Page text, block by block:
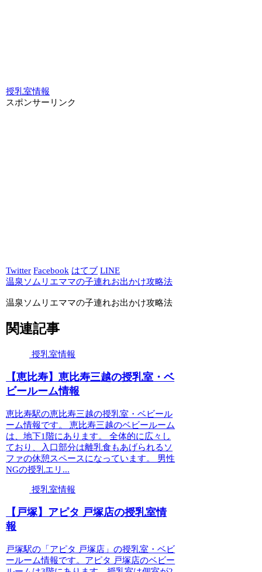
授乳室情報
スポンサーリンク
Twitter Facebook はてブ LINE
温泉ソムリエママの子連れお出かけ攻略法
温泉ソムリエママの子連れお出かけ攻略法
関連記事
授乳室情報
【恵比寿】恵比寿三越の授乳室・ベ
ビールーム情報
恵比寿駅の恵比寿三越の授乳室・ベビール
ーム情報です。 恵比寿三越のベビールーム
は、地下1階にあります。 全体的に広々し
ており、入口部分は離乳食もあげられるソ
ファの休憩スペースになっています。 男性
NGの授乳エリ...
授乳室情報
【戸塚】アピタ 戸塚店の授乳室情
報
戸塚駅の「アピタ 戸塚店」の授乳室・ベビ
ールーム情報です。アピタ 戸塚店のベビー